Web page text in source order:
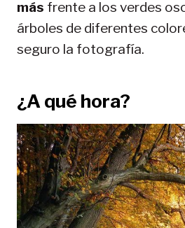
más frente a los verdes
árboles de diferentes
seguro la fotografía.
¿A qué hora?